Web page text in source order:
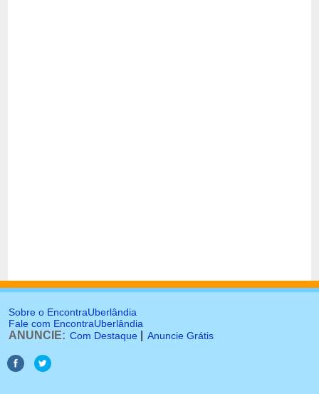
Sobre o EncontraUberlândia
Fale com EncontraUberlândia
ANUNCIE: Com Destaque Anuncie Grátis